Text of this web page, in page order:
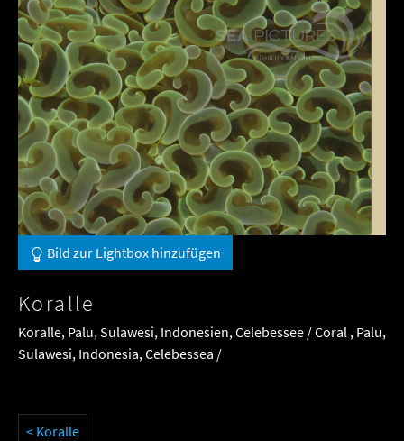
Bild zur Lightbox hinzufügen
Koralle
Koralle, Palu, Sulawesi, Indonesien, Celebessee / Coral , Palu,
Sulawesi, Indonesia, Celebessea /
< Koralle